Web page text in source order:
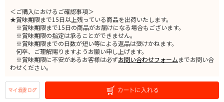
＜ご購入におけるご確認事項＞
★賞味期限まで15日以上残っている商品を出荷いたします。
※賞味期限まで15日の商品がお届けになる場合もございます。
※賞味期限の指定は承ることができません。
※賞味期限までの日数が短い等による返品は受けかねます。
何卒、ご理解賜りますようお願い申し上げます。
※賞味期限に不安があるお客様は必ずお問い合わせフォームまでお問い合
わせください。